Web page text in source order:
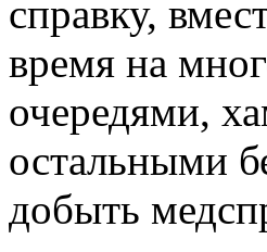
справку,
время на
очередями,
остальными
добыть